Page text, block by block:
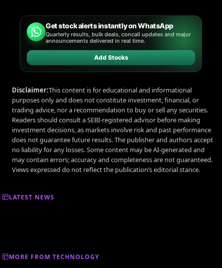
Get stock alerts instantly on WhatsApp
Quarterly results, bulk deals, concall updates and major
announcements delivered in real time.
Add Stocks
Disclaimer:This content is for educational and informational
purposes only and does not constitute investment, financial, or
trading advice, nor a recommendation to buy or sell any securities.
Readers should consult a SEBI-registered advisor before making
investment decisions, as markets involve risk and past performance
does not guarantee future results. The publisher and authors accept
no liability for any losses. Some content may be AI-generated and
may contain errors; accuracy and completeness are not guaranteed.
Views expressed do not reflect the publication’s editorial stance.
LATEST NEWS
MORE FROM TECHNOLOGY